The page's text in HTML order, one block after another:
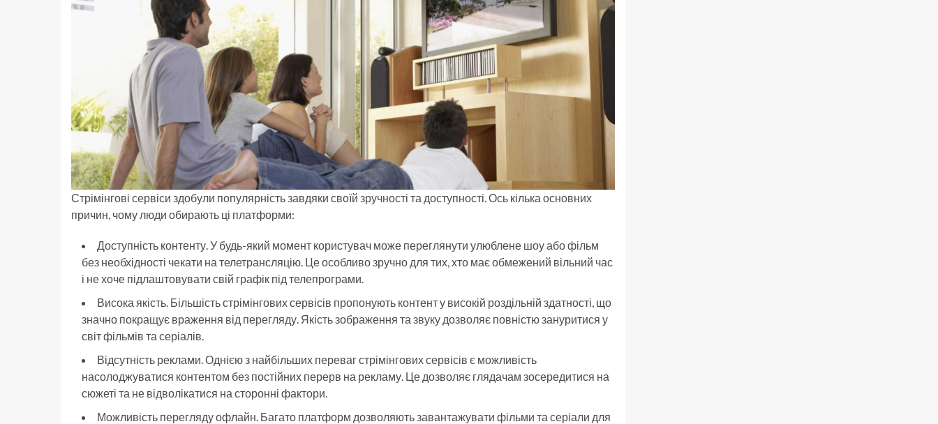
Стрімінгові сервіси здобули популярність завдяки своїй зручності та доступності. Ось кілька основних
причин, чому люди обирають ці платформи:
Доступність контенту. У будь-який момент користувач може переглянути улюблене шоу або фільм
без необхідності чекати на телетрансляцію. Це особливо зручно для тих, хто має обмежений вільний час
і не хоче підлаштовувати свій графік під телепрограми.
Висока якість. Більшість стрімінгових сервісів пропонують контент у високій роздільній здатності, що
значно покращує враження від перегляду. Якість зображення та звуку дозволяє повністю зануритися у
світ фільмів та серіалів.
Відсутність реклами. Однією з найбільших переваг стрімінгових сервісів є можливість
насолоджуватися контентом без постійних перерв на рекламу. Це дозволяє глядачам зосередитися на
сюжеті та не відволікатися на сторонні фактори.
Можливість перегляду офлайн. Багато платформ дозволяють завантажувати фільми та серіали для